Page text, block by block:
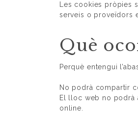
Les cookies pròpies
serveis o proveïdors
Què
Perquè entengui
No podrà compartir
El lloc web no podrà
online.